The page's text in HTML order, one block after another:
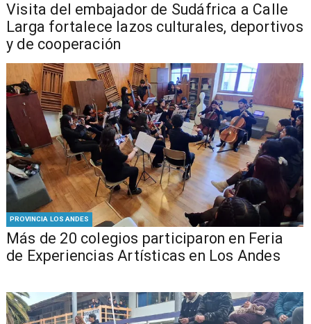
​Visita del embajador de Sudáfrica a Calle
Larga fortalece lazos culturales, deportivos
y de cooperación
PROVINCIA LOS ANDES
Más de 20 colegios participaron en Feria
de Experiencias Artísticas en Los Andes